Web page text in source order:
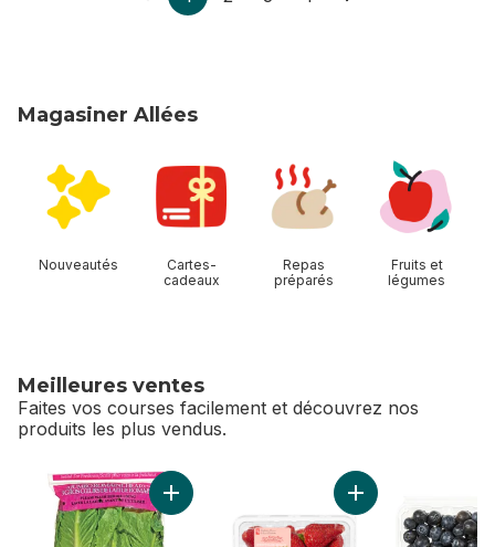
Magasiner Allées
Nouveautés
Cartes-
cadeaux
Repas
préparés
Fruits et
légumes
Meilleures ventes
Faites vos courses facilement et découvrez nos
produits les plus vendus.
sauter Meilleures ventes
Ajouter Cœur de Romaine, paquet de 3 au
Ajouter Fraises